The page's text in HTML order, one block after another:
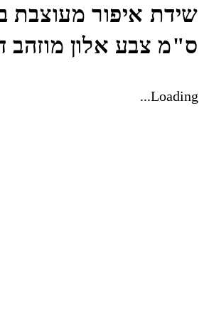
ס"מ צבע אלון מוזהב
Loading...